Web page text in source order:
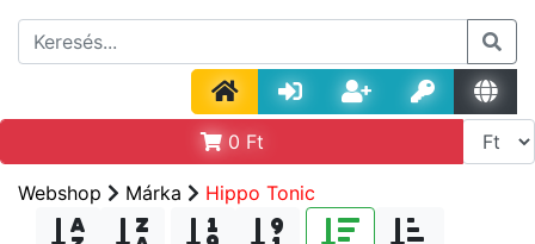
0 Ft
Webshop Márka Hippo Tonic